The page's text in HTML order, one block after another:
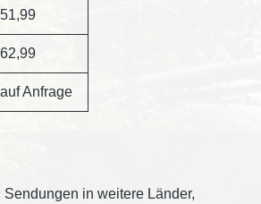
51,99
62,99
auf Anfrage
in weitere Länder,